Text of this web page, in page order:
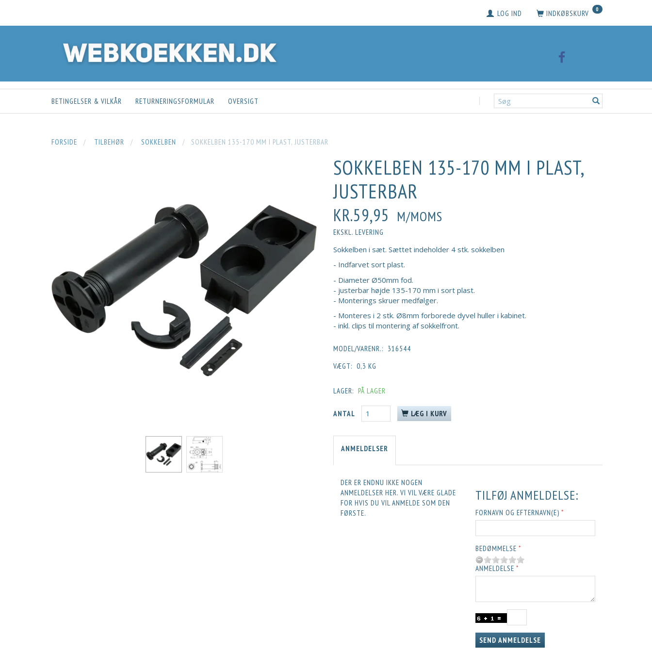
INDKØBSKURV 0
LOG IND
BETINGELSER & VILKÅR RETURNERINGSFORMULAR OVERSIGT
FORSIDE TILBEHØR SOKKELBEN SOKKELBEN 135-170 MM I PLAST, JUSTERBAR
SOKKELBEN 135-170 MM I PLAST,
JUSTERBAR
KR.59,95 M/MOMS
EKSKL. LEVERING
Sokkelben i sæt. Sættet indeholder 4 stk. sokkelben
- Indfarvet sort plast.
- Diameter Ø50mm fod.
- justerbar højde 135-170 mm i sort plast.
- Monterings skruer medfølger.
- Monteres i 2 stk. Ø8mm forborede dyvel huller i kabinet.
- inkl. clips til montering af sokkelfront.
MODEL/VARENR.: 316544
VÆGT: 0,3 KG
LAGER: PÅ LAGER
ANTAL LÆG I KURV
ANMELDELSER
DER ER ENDNU IKKE NOGEN
ANMELDELSER HER. VI VIL VÆRE GLADE
FOR HVIS DU VIL ANMELDE SOM DEN
FØRSTE.
TILFØJ ANMELDELSE:
FORNAVN OG EFTERNAVN(E)
BEDØMMELSE
ANMELDELSE
SEND ANMELDELSE